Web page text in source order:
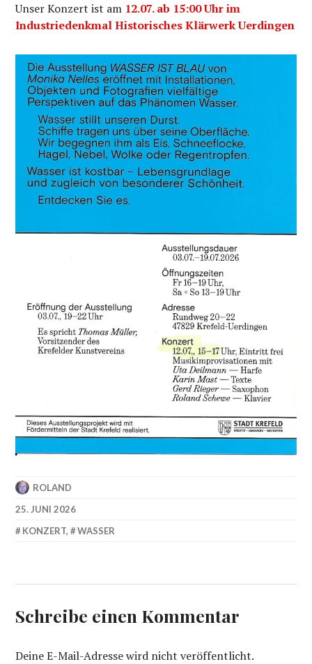
Unser Konzert ist am 12.07. ab 15:00 Uhr im
Industriedenkmal Historisches Klärwerk Uerdingen
ROLAND
25. JUNI 2026
KONZERT, WASSER
Schreibe einen Kommentar
Deine E-Mail-Adresse wird nicht veröffentlicht.